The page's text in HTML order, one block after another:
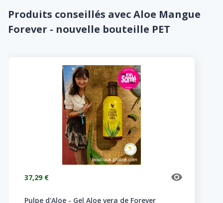
Produits conseillés avec Aloe Mangue
Forever - nouvelle bouteille PET
37,29 €
Pulpe d'Aloe - Gel Aloe vera de Forever